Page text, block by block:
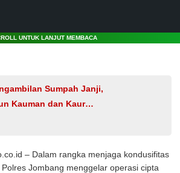
UNTUK LANJUT MEMBACA
Sumpah Janji,
Kauman dan Kaur
Kabupaten
– Dalam rangka menjaga kondusifitas
Jombang menggelar operasi cipta